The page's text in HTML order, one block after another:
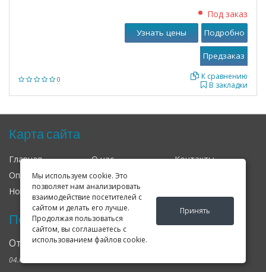
Мы используем cookie. Это
позволяет нам анализировать
взаимодействие посетителей с
сайтом и делать его лучше.
Продолжая пользоваться
сайтом, вы соглашаетесь с
использованием файлов cookie.
Принять
0
Под заказ
В закладки
К сравнению
Узнать цены Подробно
Карта сайта
Главная О нас
Контакты
Оплата
Доставка
Новости
Оферта
Последние новости
Открылся клубный сервис Geely в Петербурге
04.09.2024